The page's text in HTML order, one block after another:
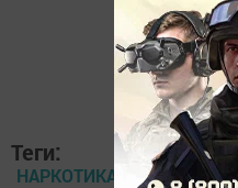
Теги:
НАРКОТИКАМ – НЕТ